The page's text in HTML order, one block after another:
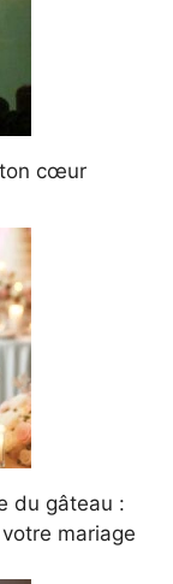
ton cœur
du gâteau :
mariage